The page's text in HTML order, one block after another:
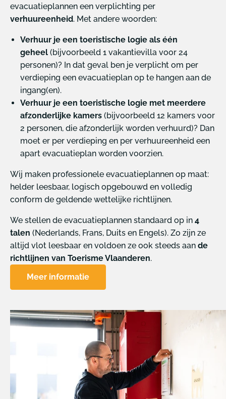
evacuatieplannen een verplichting per
verhuureenheid. Met andere woorden:
Verhuur je een toeristische logie als één
geheel (bijvoorbeeld 1 vakantievilla voor 24
personen)? In dat geval ben je verplicht om per
verdieping een evacuatieplan op te hangen aan de
ingang(en).
Verhuur je een toeristische logie met meerdere
afzonderlijke kamers (bijvoorbeeld 12 kamers voor
2 personen, die afzonderlijk worden verhuurd)? Dan
moet er per verdieping en per verhuureenheid een
apart evacuatieplan worden voorzien.
Wij maken professionele evacuatieplannen op maat:
helder leesbaar, logisch opgebouwd en volledig
conform de geldende wettelijke richtlijnen.
We stellen de evacuatieplannen standaard op in 4
talen (Nederlands, Frans, Duits en Engels). Zo zijn ze
altijd vlot leesbaar en voldoen ze ook steeds aan de
richtlijnen van Toerisme Vlaanderen.
Meer informatie